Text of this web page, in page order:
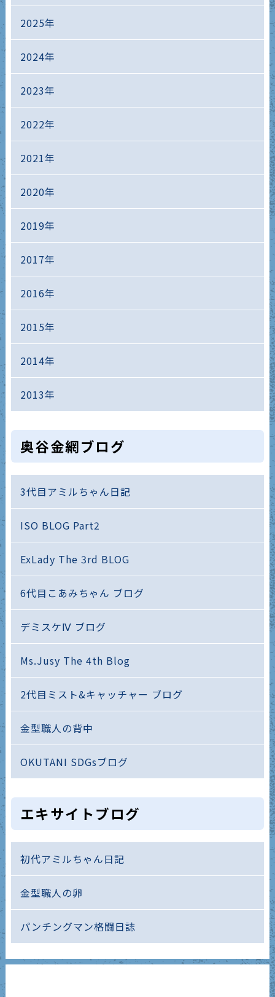
2025年
2024年
2023年
2022年
2021年
2020年
2019年
2017年
2016年
2015年
2014年
2013年
奥谷金網ブログ
3代目アミルちゃん日記
ISO BLOG Part2
ExLady The 3rd BLOG
6代目こあみちゃん ブログ
デミスケⅣ ブログ
Ms.Jusy The 4th Blog
2代目ミスト&キャッチャー ブログ
金型職人の背中
OKUTANI SDGsブログ
エキサイトブログ
初代アミルちゃん日記
金型職人の卵
パンチングマン格闘日誌